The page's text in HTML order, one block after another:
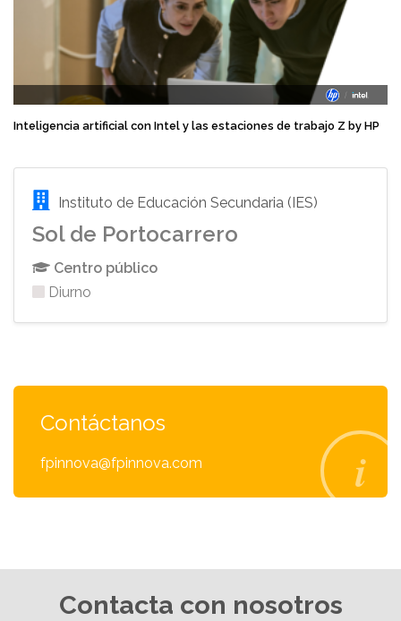
Inteligencia artificial con Intel y las estaciones de trabajo Z by HP
Instituto de Educación Secundaria (IES)
Sol de Portocarrero
Centro público
Diurno
Contáctanos
fpinnova@fpinnova.com
Contacta con nosotros